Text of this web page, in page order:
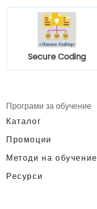
Secure Coding
Програми за обучение
Каталог
Промоции
Методи на обучение
Ресурси